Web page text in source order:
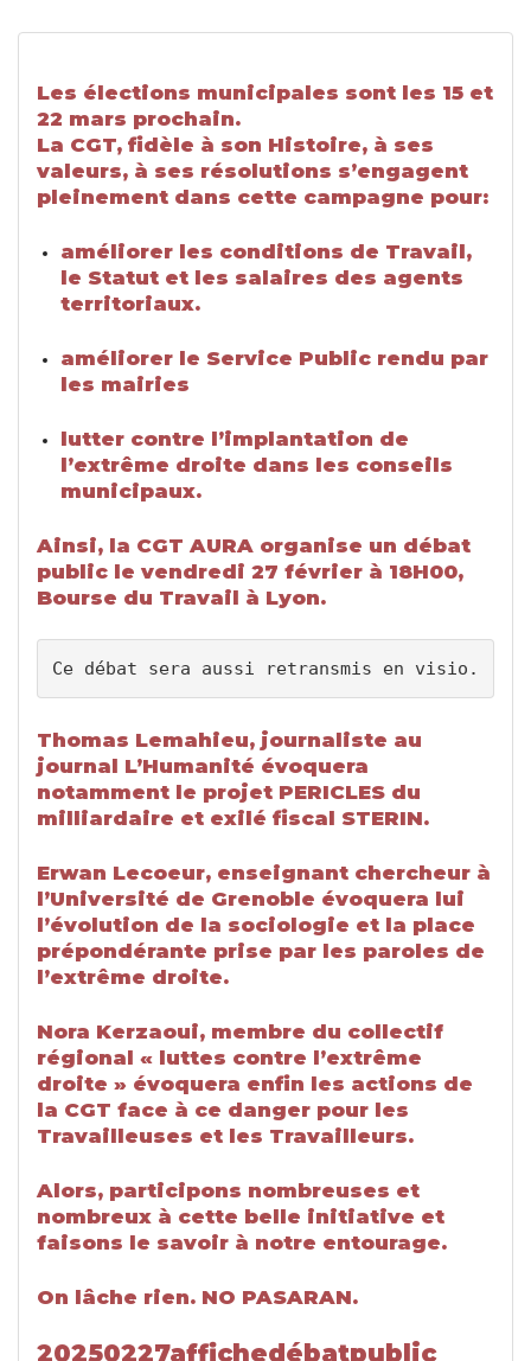
Les élections municipales sont les 15 et
22 mars prochain.
La CGT, fidèle à son Histoire, à ses
valeurs, à ses résolutions s’engagent
pleinement dans cette campagne pour:
améliorer les conditions de Travail,
le Statut et les salaires des agents
territoriaux.
améliorer le Service Public rendu par
les mairies
lutter contre l’implantation de
l’extrême droite dans les conseils
municipaux.
Ainsi, la CGT AURA organise un débat
public le vendredi 27 février à 18H00,
Bourse du Travail à Lyon.
Ce débat sera aussi retransmis en visio.
Thomas Lemahieu, journaliste au
journal L’Humanité évoquera
notamment le projet PERICLES du
milliardaire et exilé fiscal STERIN.
Erwan Lecoeur, enseignant chercheur à
l’Université de Grenoble évoquera lui
l’évolution de la sociologie et la place
prépondérante prise par les paroles de
l’extrême droite.
Nora Kerzaoui, membre du collectif
régional « luttes contre l’extrême
droite » évoquera enfin les actions de
la CGT face à ce danger pour les
Travailleuses et les Travailleurs.
Alors, participons nombreuses et
nombreux à cette belle initiative et
faisons le savoir à notre entourage.
On lâche rien. NO PASARAN.
20250227affichedébatpublic